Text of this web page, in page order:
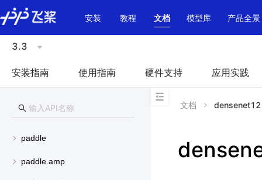
\u200E
安装
教程 文档 模型库 产品全景
3.3
安装指南 使用指南 硬件支持 应用实践
paddle
paddle.amp
文档